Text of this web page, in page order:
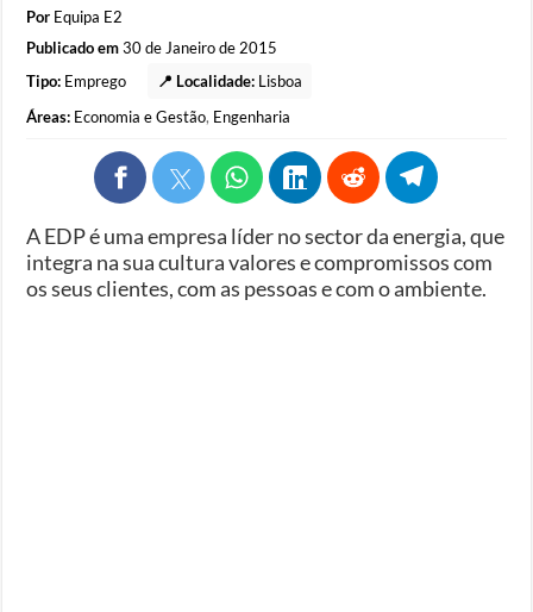
Por Equipa E2
Publicado em30 de Janeiro de 2015
Tipo: Emprego 📍 Localidade: Lisboa
Áreas: Economia e Gestão, Engenharia
A EDP é uma empresa líder no sector da energia, que
integra na sua cultura valores e compromissos com
os seus clientes, com as pessoas e com o ambiente.